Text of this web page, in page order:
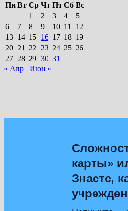
Пн Вт Ср Чт Пт Сб Вс
1
2 3 4
5
6
7 8 9 10 11
12
13 14 15 16 17 18 19
20 21 22 23 24 25 26
27 28 29 30 31
« Апр
Июн »
карты»
Знаете,